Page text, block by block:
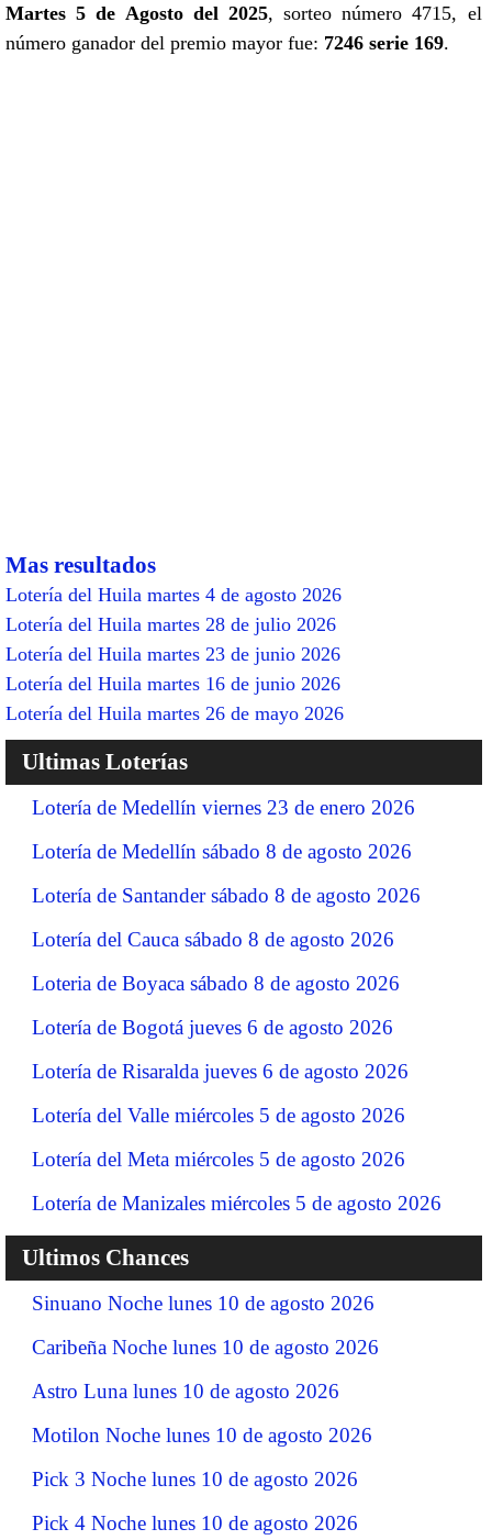
Martes 5 de Agosto del 2025, sorteo número 4715, el
número ganador del premio mayor fue: 7246 serie 169.
Mas resultados
Lotería del Huila martes 4 de agosto 2026
Lotería del Huila martes 28 de julio 2026
Lotería del Huila martes 23 de junio 2026
Lotería del Huila martes 16 de junio 2026
Lotería del Huila martes 26 de mayo 2026
Ultimas Loterías
Lotería de Medellín viernes 23 de enero 2026
Lotería de Medellín sábado 8 de agosto 2026
Lotería de Santander sábado 8 de agosto 2026
Lotería del Cauca sábado 8 de agosto 2026
Loteria de Boyaca sábado 8 de agosto 2026
Lotería de Bogotá jueves 6 de agosto 2026
Lotería de Risaralda jueves 6 de agosto 2026
Lotería del Valle miércoles 5 de agosto 2026
Lotería del Meta miércoles 5 de agosto 2026
Lotería de Manizales miércoles 5 de agosto 2026
Ultimos Chances
Sinuano Noche lunes 10 de agosto 2026
Caribeña Noche lunes 10 de agosto 2026
Astro Luna lunes 10 de agosto 2026
Motilon Noche lunes 10 de agosto 2026
Pick 3 Noche lunes 10 de agosto 2026
Pick 4 Noche lunes 10 de agosto 2026